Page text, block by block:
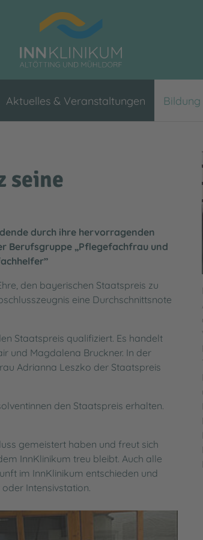
Anreise und
Nach Ihrem Aufenthalt
Sozialdienst
KVB-Bereitschaftsdienst
Aktuelles & Veranstaltungen
Fördervereine
Energiemanagment am
Datenschutz
seine
durch ihre hervorragenden
Berufsgruppe „Pflegefachfrau und
den bayerischen Staatspreis zu
eine Durchschnittsnote
Staatspreis qualifiziert. Es handelt
und Magdalena Bruckner. In der
Adrianna Leszko der Staatspreis
den Staatspreis erhalten.
gemeistert haben und freut sich
InnKlinikum treu bleibt. Auch alle
im InnKlinikum entschieden und
Intensivstation.